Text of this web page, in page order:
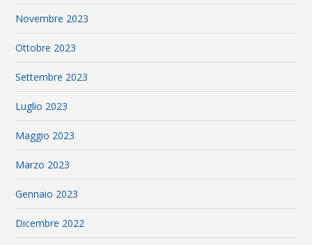
Novembre 2023
Ottobre 2023
Settembre 2023
Luglio 2023
Maggio 2023
Marzo 2023
Gennaio 2023
Dicembre 2022